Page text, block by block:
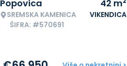
Popovica
SREMSKA KAMENICA
ŠIFRA: #570691
42 m
VIKENDICA